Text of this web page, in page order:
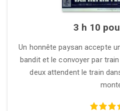
3 h 10
Un honnête paysan accepte
bandit et le convoyer par
deux attendent le train